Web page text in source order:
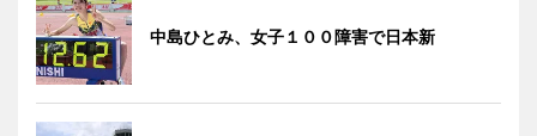
中島ひとみ、女子１００障害で日本新